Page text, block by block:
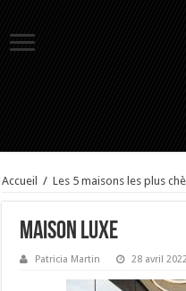
Accueil / Les 5 maisons les plus
Maison luxe
Patricia Martin 28 avril 2022